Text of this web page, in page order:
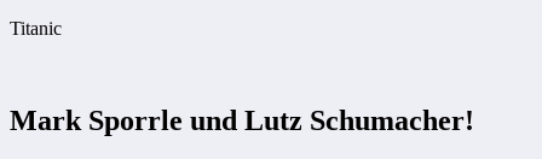
Titanic
Mark Sporrle und Lutz Schumacher!